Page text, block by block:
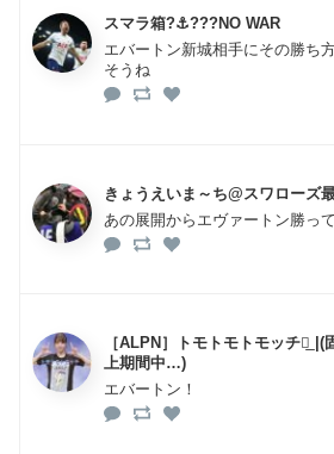
スマラ箱?⚓???NO WAR
エバートン新城相手にその勝ち
そうね
きょうえいま～ち@スワローズ
あの展開からエヴァートン勝っ
［ALPN］トモトモトモッチ◢͟ |(
上期間中…)
エバートン！